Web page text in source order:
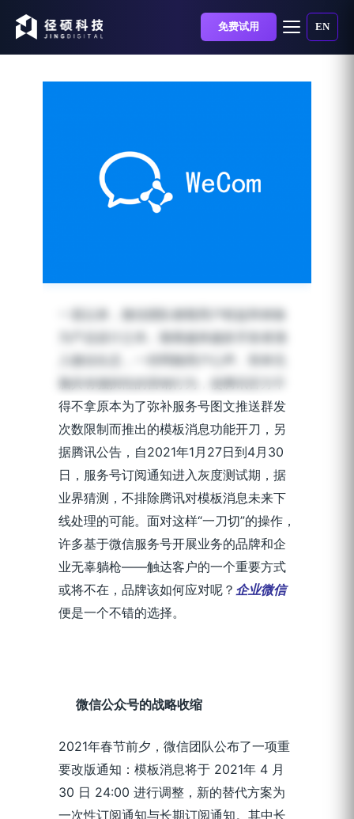
免费试用 EN
服务号模板消息或将下
线，企业微信如何帮助品
牌精细化触达？
发布时间：2021-04-16 | 阅读时长：6 分钟
一直以来，微信团队都视用户权益和体验
为产品设计之本。随着越来越多开发者涌
入微信生态，一些罔顾用户心声、简单无
脑具有骚扰性的营销行为，使腾讯官方不
得不拿原本为了弥补服务号图文推送群发
次数限制而推出的模板消息功能开刀，另
据腾讯公告，自2021年1月27日到4月30
日，服务号订阅通知进入灰度测试期，据
业界猜测，不排除腾讯对模板消息未来下
线处理的可能。面对这样“一刀切”的操作，
许多基于微信服务号开展业务的品牌和企
业无辜躺枪——触达客户的一个重要方式
或将不在，品牌该如何应对呢？ 企业微信
便是一个不错的选择。
微信公众号的战略收缩
2021年春节前夕，微信团队公布了一项重
要改版通知：模板消息将于 2021年 4 月
30 日 24:00 进行调整，新的替代方案为
一次性订阅通知与长期订阅通知。其中长